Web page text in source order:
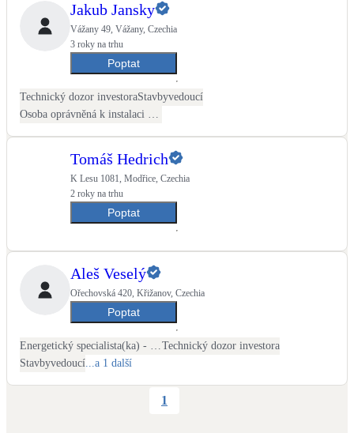
Jakub Jansky
Vážany 49, Vážany, Czechia
3 roky na trhu
Poptat
Technický dozor investoraStavbyvedoucí
Tomáš Hedrich
K Lesu 1081, Modřice, Czechia
2 roky na trhu
Poptat
Aleš Veselý
Ořechovská 420, Křižanov, Czechia
Poptat
Technický dozor investora
Stavbyvedoucí ...a 1 další
1